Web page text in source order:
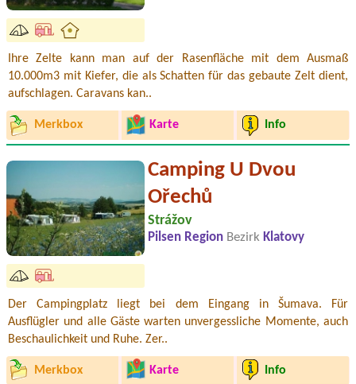
Ihre Zelte kann man auf der Rasenfläche mit dem Ausmaß
10.000m3 mit Kiefer, die als Schatten für das gebaute Zelt dient,
aufschlagen. Caravans kan..
Merkbox Karte Info
Camping U Dvou
Ořechů
Strážov
Pilsen Region Bezirk Klatovy
Der Campingplatz liegt bei dem Eingang in Šumava. Für
Ausflügler und alle Gäste warten unvergessliche Momente, auch
Beschaulichkeit und Ruhe. Zer..
Merkbox Karte Info